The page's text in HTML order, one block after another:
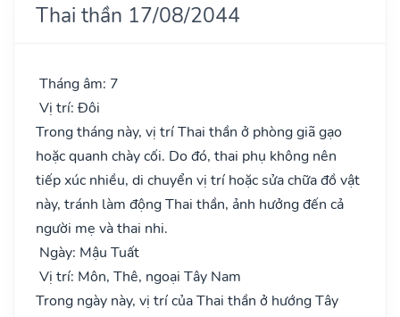
Thai thần 17/08/2044
Tháng âm: 7
Vị trí: Đôi
Trong tháng này, vị trí Thai thần ở phòng giã gạo
hoặc quanh chày cối. Do đó, thai phụ không nên
tiếp xúc nhiều, di chuyển vị trí hoặc sửa chữa đồ vật
này, tránh làm động Thai thần, ảnh hưởng đến cả
người mẹ và thai nhi.
Ngày: Mậu Tuất
Vị trí: Môn, Thê, ngoại Tây Nam
Trong ngày này, vị trí của Thai thần ở hướng Tây